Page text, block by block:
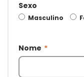
Sexo
Masculino
Nome *